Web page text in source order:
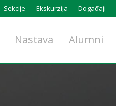
Sekcije Ekskurzija Događaji
Nastava Alumni